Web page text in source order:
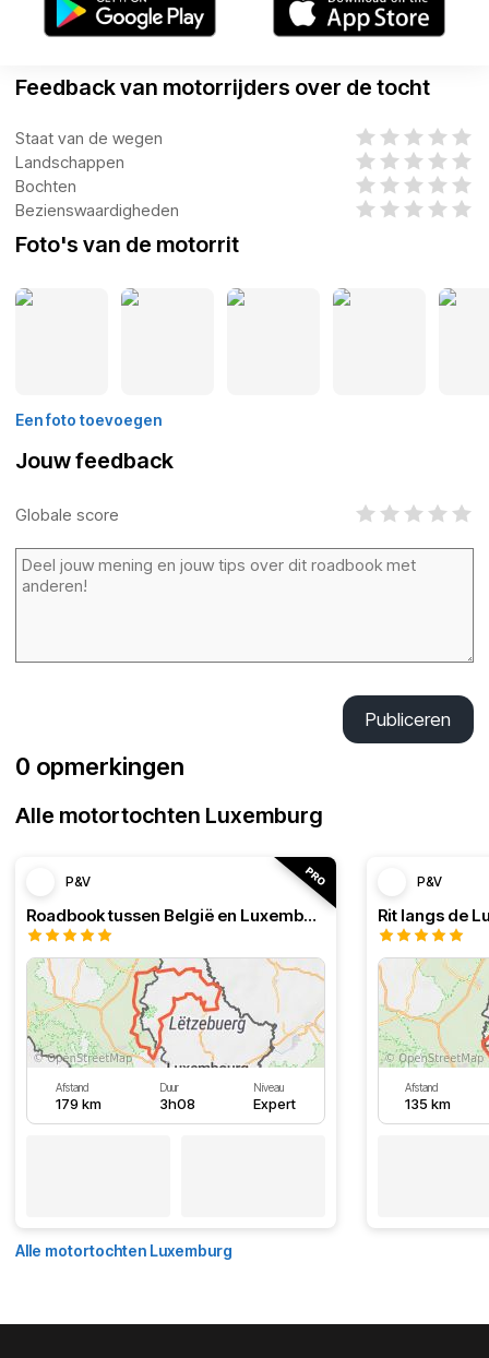
Feedback van motorrijders over de tocht
Staat van de wegen
Landschappen
Bochten
Bezienswaardigheden
Foto's van de motorrit
Een foto toevoegen
Jouw feedback
Globale score
Publiceren
0 opmerkingen
Alle motortochten Luxemburg
P&V
Roadbook tussen België en Luxemburg
Afstand
179 km
Duur
3h08
Niveau
Expert
P&V
Rit langs de
Afstand
135 km
Alle motortochten Luxemburg